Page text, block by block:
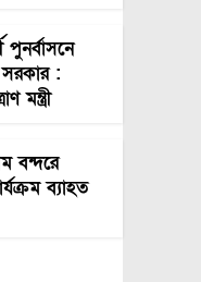
পুনর্বাসনে
:
মন্ত্রী
বন্দরে
ব্যাহত